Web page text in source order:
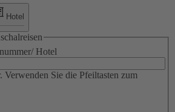
Hotel
Hotel
Verwenden Sie die Pfeiltasten zum